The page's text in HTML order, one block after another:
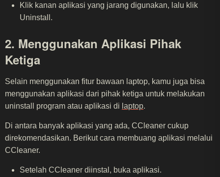
Klik kanan aplikasi yang jarang digunakan, lalu klik
Uninstall.
2. Menggunakan Aplikasi Pihak
Ketiga
Selain menggunakan fitur bawaan laptop, kamu juga bisa
menggunakan aplikasi dari pihak ketiga untuk melakukan
uninstall program atau aplikasi di laptop.
Di antara banyak aplikasi yang ada, CCleaner cukup
direkomendasikan. Berikut cara membuang aplikasi melalui
CCleaner.
Setelah CCleaner diinstal, buka aplikasi.